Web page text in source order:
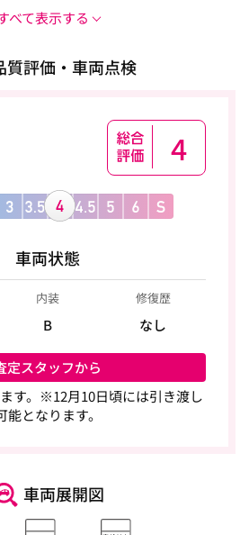
べて表示する
質評価・車両点検
4
車両状態
内装
B
修復歴
なし
定スタッフから
す。※12月10日頃には引き渡し
能となります。
車両展開図